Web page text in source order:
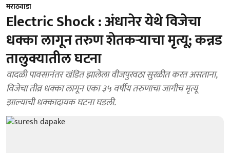
मराठवाडा
Electric Shock : अंधानेर येथे विजेचा
धक्का लागून तरुण शेतकऱ्याचा मृत्यू; कन्नड
तालुक्यातील घटना
वादळी पावसानंतर खंडित झालेला वीजपुरवठा सुरळीत करत असताना,
विजेचा तीव्र धक्का लागून एका ३५ वर्षीय तरुणाचा जागीच मृत्यू
झाल्याची धक्कादायक घटना घडली.